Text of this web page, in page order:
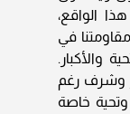
الواقع،
في
والأكبار.
وشرف رغم
خاصة